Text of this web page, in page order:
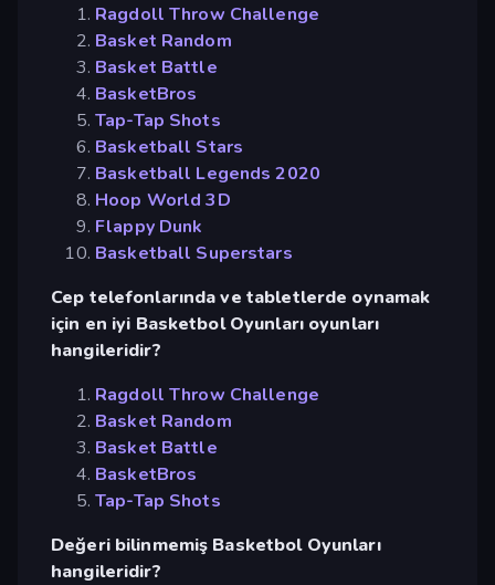
Ragdoll Throw Challenge
Basket Random
Basket Battle
BasketBros
Tap-Tap Shots
Basketball Stars
Basketball Legends 2020
Hoop World 3D
Flappy Dunk
Basketball Superstars
Cep telefonlarında ve tabletlerde oynamak
için en iyi Basketbol Oyunları oyunları
hangileridir?
Ragdoll Throw Challenge
Basket Random
Basket Battle
BasketBros
Tap-Tap Shots
Değeri bilinmemiş Basketbol Oyunları
hangileridir?